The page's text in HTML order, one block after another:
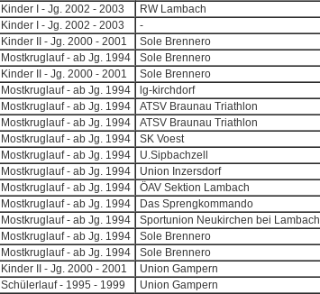
Kinder I - Jg. 2002 - 2003
RW Lambach
Kinder I - Jg. 2002 - 2003
-
Kinder II - Jg. 2000 - 2001
Sole Brennero
Mostkruglauf - ab Jg. 1994
Sole Brennero
Kinder II - Jg. 2000 - 2001
Sole Brennero
Mostkruglauf - ab Jg. 1994
lg-kirchdorf
Mostkruglauf - ab Jg. 1994
ATSV Braunau Triathlon
Mostkruglauf - ab Jg. 1994
ATSV Braunau Triathlon
Mostkruglauf - ab Jg. 1994
SK Voest
Mostkruglauf - ab Jg. 1994
U.Sipbachzell
Mostkruglauf - ab Jg. 1994
Union Inzersdorf
Mostkruglauf - ab Jg. 1994
ÖAV Sektion Lambach
Mostkruglauf - ab Jg. 1994
Das Sprengkommando
Mostkruglauf - ab Jg. 1994
Sportunion Neukirchen bei Lambach
Mostkruglauf - ab Jg. 1994
Sole Brennero
Mostkruglauf - ab Jg. 1994
Sole Brennero
Kinder II - Jg. 2000 - 2001
Union Gampern
Schülerlauf - 1995 - 1999
Union Gampern